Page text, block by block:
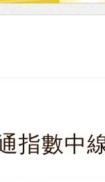
指數中